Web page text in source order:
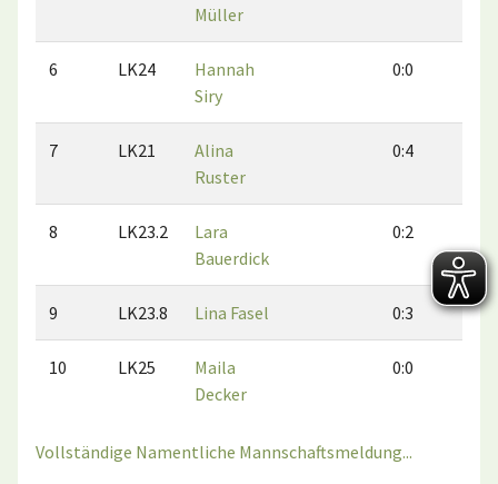
Müller
6 LK24
Hannah
Siry
0:0
7 LK21
Alina
Ruster
0:4
8 LK23.2
Lara
Bauerdick
0:2
9 LK23.8 Lina Fasel 0:3 0:1
10 LK25
Maila
Decker
0:0
Vollständige Namentliche Mannschaftsmeldung...